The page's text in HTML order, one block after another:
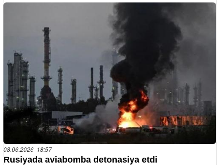
08.06.2026 18:57
Rusiyada aviabomba detonasiya etdi